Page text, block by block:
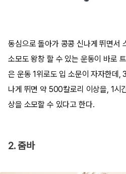
동심으로 돌아가 콩콩 신나게 뛰면서
소모도 왕창 할 수 있는 운동이 바로
은 운동 1위로도 입 소문이 자자한데,
나게 뛰면 약 500칼로리 이상을, 1시
상을 소모할 수 있다고 한다.
2. 줌바